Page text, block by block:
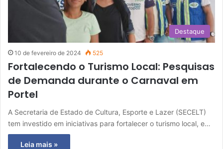
Destaque
10 de fevereiro de 2024 525
Fortalecendo o Turismo Local: Pesquisas
de Demanda durante o Carnaval em
Portel
A Secretaria de Estado de Cultura, Esporte e Lazer (SECELT)
tem investido em iniciativas para fortalecer o turismo local, e…
Leia mais »